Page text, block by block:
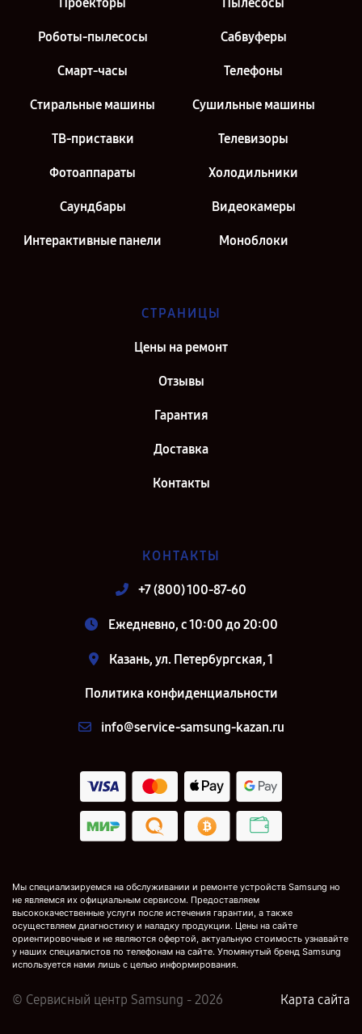
Роботы-пылесосы Сабвуферы
Смарт-часы Телефоны
Стиральные машины Сушильные машины
ТВ-приставки Телевизоры
Фотоаппараты Холодильники
Саундбары Видеокамеры
Интерактивные панели Моноблоки
СТРАНИЦЫ
Цены на ремонт
Отзывы
Гарантия
Доставка
Контакты
КОНТАКТЫ
+7 (800) 100-87-60
Ежедневно, с 10:00 до 20:00
Казань, ул. Петербургская, 1
Политика конфиденциальности
info@service-samsung-kazan.ru
Мы специализируемся на обслуживании и ремонте устройств Samsung но
не являемся их официальным сервисом. Предоставляем
высококачественные услуги после истечения гарантии, а также
осуществляем диагностику и наладку продукции. Цены на сайте
ориентировочные и не являются офертой, актуальную стоимость узнавайте
у наших специалистов по телефонам на сайте. Упомянутый бренд Samsung
используется нами лишь с целью информирования.
© Сервисный центр Samsung - 2026 Карта сайта